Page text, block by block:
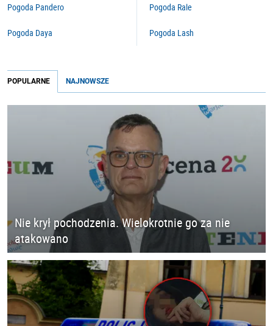
Pogoda Pandero
Pogoda Daya
Pogoda Rale
Pogoda Lash
POPULARNE NAJNOWSZE
Nie krył pochodzenia. Wielokrotnie go za nie
atakowano